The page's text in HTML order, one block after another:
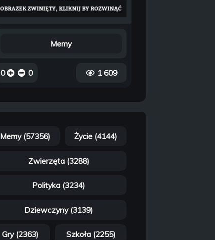
Memy
0 0 1 609
Memy (57356) Życie (4144)
Zwierzęta (3288)
Polityka (3234)
Dziewczyny (3139)
Gry (2363) Szkoła (2255)